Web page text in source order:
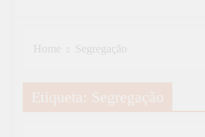
Home Segregação
Etiqueta: Segregação
EM TELA
ESPECIAL